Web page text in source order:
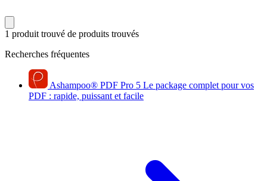
1 produit trouvé de produits trouvés
Recherches fréquentes
Ashampoo® PDF Pro 5 Le package complet pour vos
PDF : rapide, puissant et facile